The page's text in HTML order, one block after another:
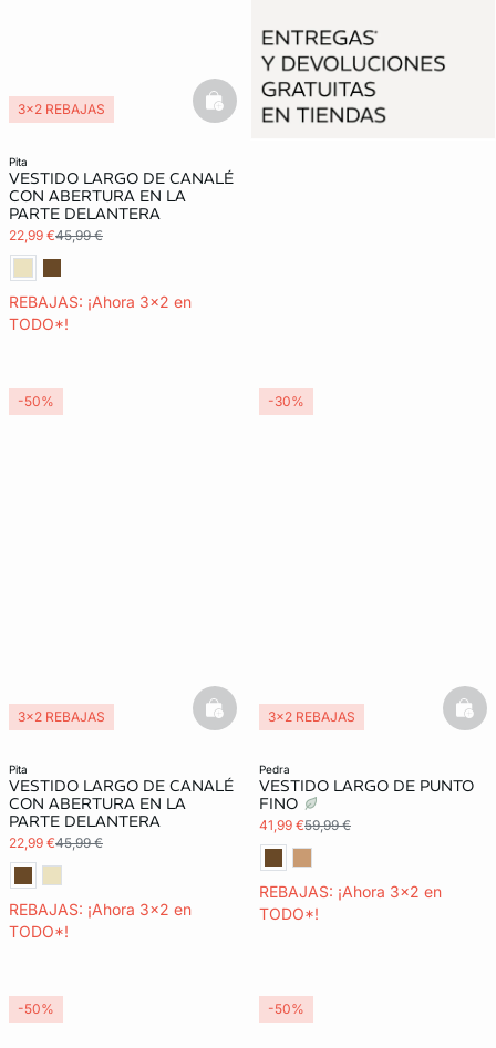
pita
VESTIDO LARGO DE CANALÉ
CON ABERTURA EN LA
PARTE DELANTERA
22,99 €45,99 €
REBAJAS: ¡Ahora 3x2 en
TODO*!
3x2 REBAJAS basketfull
pita
VESTIDO LARGO DE CANALÉ
CON ABERTURA EN LA
PARTE DELANTERA
22,99 €45,99 €
REBAJAS: ¡Ahora 3x2 en
TODO*!
3x2 REBAJAS basketfull
-50%
pedra
VESTIDO LARGO DE PUNTO
FINO
41,99 €59,99 €
REBAJAS: ¡Ahora 3x2 en
TODO*!
3x2 REBAJAS
-30%
-50% -50%